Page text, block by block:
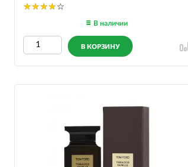
В наличии
В КОРЗИНУ